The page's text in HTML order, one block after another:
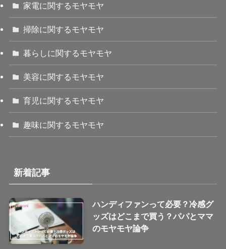
家電に関するモヤモヤ
掃除に関するモヤモヤ
暮らしに関するモヤモヤ
美容に関するモヤモヤ
育児に関するモヤモヤ
趣味に関するモヤモヤ
新着記事
ハンディファンって必要？冷感グ
ッズはどこまで買う？パパとママ
のモヤモヤ論争